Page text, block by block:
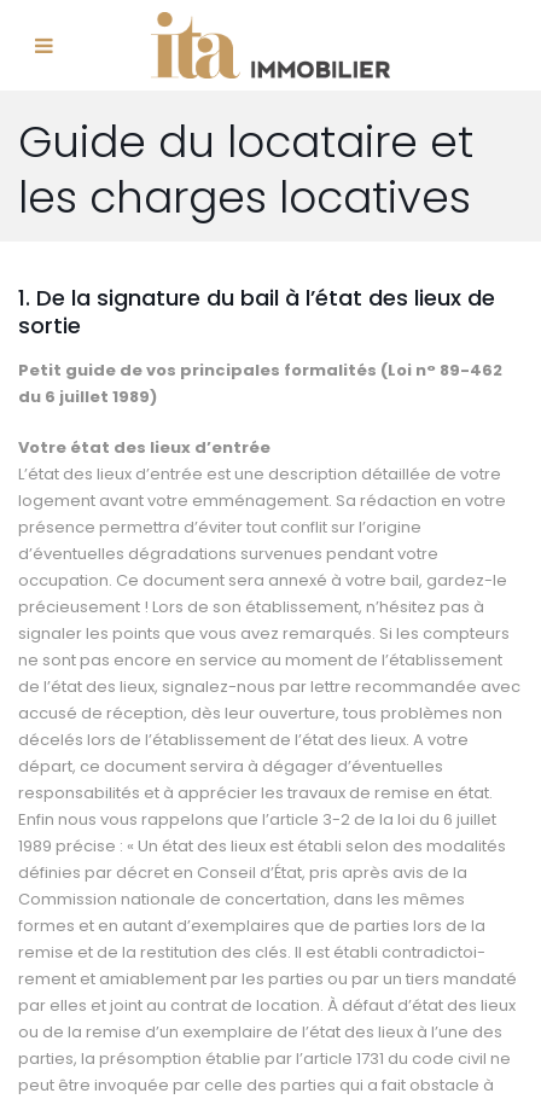
Guide du locataire et
les charges locatives
1. De la signature du bail à l’état des lieux de
sortie
Petit guide de vos principales formalités (Loi n° 89-462
du 6 juillet 1989)
Votre état des lieux d’entrée
L’état des lieux d’entrée est une description détaillée de votre
logement avant votre emménagement. Sa rédaction en votre
présence permettra d’éviter tout conflit sur l’origine
d’éventuelles dégradations sur­venues pendant votre
occupation. Ce document sera annexé à votre bail, gardez-le
pré­cieusement ! Lors de son établisse­ment, n’hésitez pas à
signaler les points que vous avez remarqués. Si les compteurs
ne sont pas encore en service au moment de l’établissement
de l’état des lieux, signalez-nous par lettre recommandée avec
ac­cusé de réception, dès leur ouverture, tous problèmes non
décelés lors de l’établissement de l’état des lieux. A votre
départ, ce document servira à dégager d’éven­tuelles
responsabilités et à apprécier les travaux de remise en état.
Enfin nous vous rappelons que l’article 3-2 de la loi du 6 juillet
1989 précise : « Un état des lieux est établi selon des modalités
définies par décret en Conseil d’État, pris après avis de la
Commission na­tionale de concertation, dans les mêmes
formes et en autant d’exemplaires que de parties lors de la
remise et de la restitution des clés. Il est établi contradictoi­
rement et amiablement par les parties ou par un tiers mandaté
par elles et joint au contrat de location. À défaut d’état des lieux
ou de la remise d’un exem­plaire de l’état des lieux à l’une des
parties, la présomption établie par l’article 1731 du code civil ne
peut être invoquée par celle des parties qui a fait obstacle à